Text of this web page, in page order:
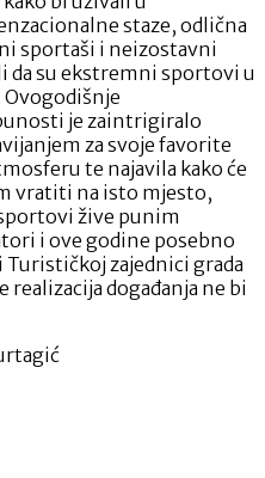
staze, odlična
sportaši i neizostavni
da su ekstremni sportovi u
je zaintrigiralo
za svoje favorite
te najavila kako će
vratiti na isto mjesto,
žive punim
i ove godine posebno
Turističkoj zajednici grada
realizacija događanja ne bi